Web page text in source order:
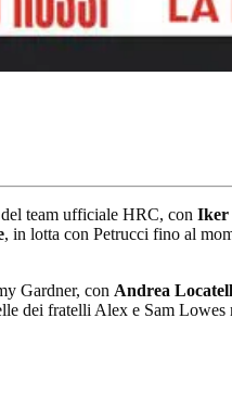
team ufficiale HRC, con Iker
, in lotta con Petrucci fino al
Gardner, con Andrea
dei fratelli Alex e Sam